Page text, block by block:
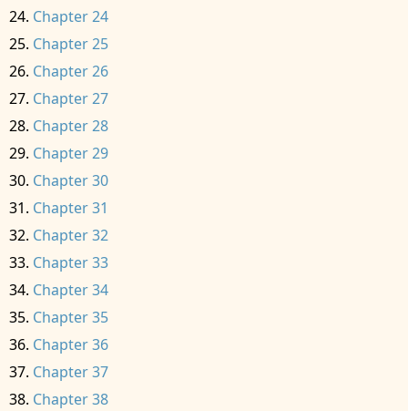
Chapter 24
Chapter 25
Chapter 26
Chapter 27
Chapter 28
Chapter 29
Chapter 30
Chapter 31
Chapter 32
Chapter 33
Chapter 34
Chapter 35
Chapter 36
Chapter 37
Chapter 38